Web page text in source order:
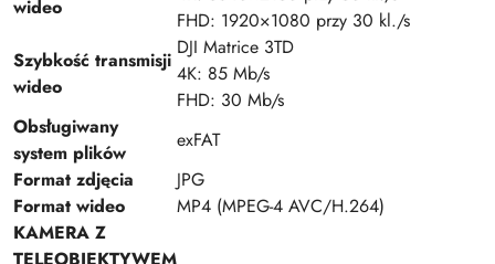
wideo
FHD: 1920×1080 przy 30 kl./s
Szybkość transmisji
wideo
DJI Matrice 3TD
4K: 85 Mb/s
FHD: 30 Mb/s
Obsługiwany
system plików
exFAT
Format zdjęcia
JPG
Format wideo
MP4 (MPEG-4 AVC/H.264)
KAMERA Z